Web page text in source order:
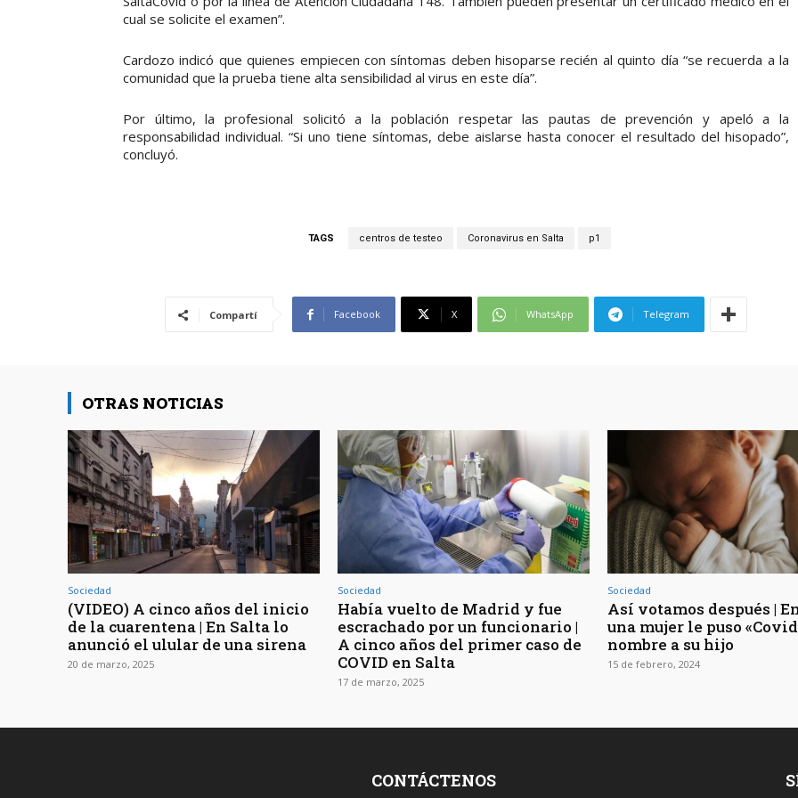
cual se solicite el examen”.
Cardozo indicó que quienes empiecen con síntomas deben hisoparse recién al quinto día “se recuerda a la
comunidad que la prueba tiene alta sensibilidad al virus en este día”.
Por último, la profesional solicitó a la población respetar las pautas de prevención y apeló a la
responsabilidad individual. “Si uno tiene síntomas, debe aislarse hasta conocer el resultado del hisopado”,
concluyó.
TAGS centros de testeo Coronavirus en Salta p1
Compartí Facebook X WhatsApp Telegram
OTRAS NOTICIAS
Sociedad
(VIDEO) A cinco años del inicio
de la cuarentena | En Salta lo
anunció el ulular de una sirena
20 de marzo, 2025
Sociedad
Había vuelto de Madrid y fue
escrachado por un funcionario |
A cinco años del primer caso de
COVID en Salta
17 de marzo, 2025
Sociedad
Así votamos después |
una mujer le puso
nombre a su hijo
15 de febrero, 2024
CONTÁCTENOS